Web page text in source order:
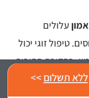
עלולים
טיפול זוגי יכול
בחקירת הסיבות
הכאב הרגשי
ללא תשלום >>